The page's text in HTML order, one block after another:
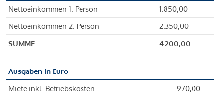
Nettoeinkommen 1. Person
1.850,00
Nettoeinkommen 2. Person
2.350,00
SUMME
4.200,00
Ausgaben in Euro
Miete inkl. Betriebskosten
970,00